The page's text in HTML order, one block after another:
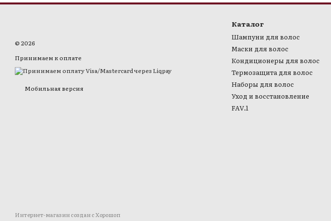
© 2026
Принимаем к оплате
Мобильная версия
Интернет-магазин создан с Хорошоп
Каталог
Шампуни для волос
Маски для волос
Кондиционеры для волос
Термозащита для волос
Наборы для волос
Уход и восстановление
FAV.1